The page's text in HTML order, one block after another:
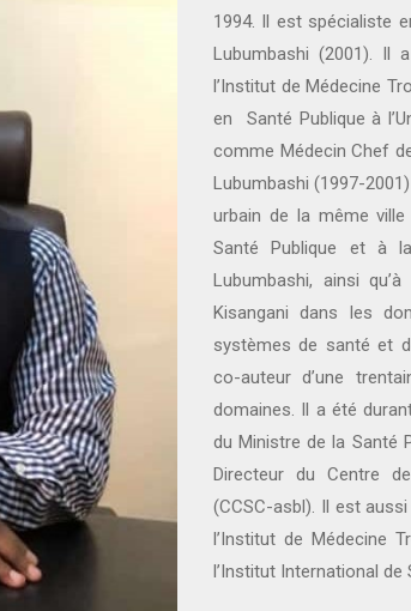
1994. Il est spécialiste
Lubumbashi (2001). Il
l’Institut de Médecine
en Santé Publique à
comme Médecin Chef
Lubumbashi (1997-
urbain de la même
Santé Publique et à
Lubumbashi, ainsi
Kisangani dans les
systèmes de santé et
co-auteur d’une
domaines. Il a été
du Ministre de la Santé
Directeur du Centre
(CCSC-asbl). Il est
l’Institut de Médecine
l’Institut International de